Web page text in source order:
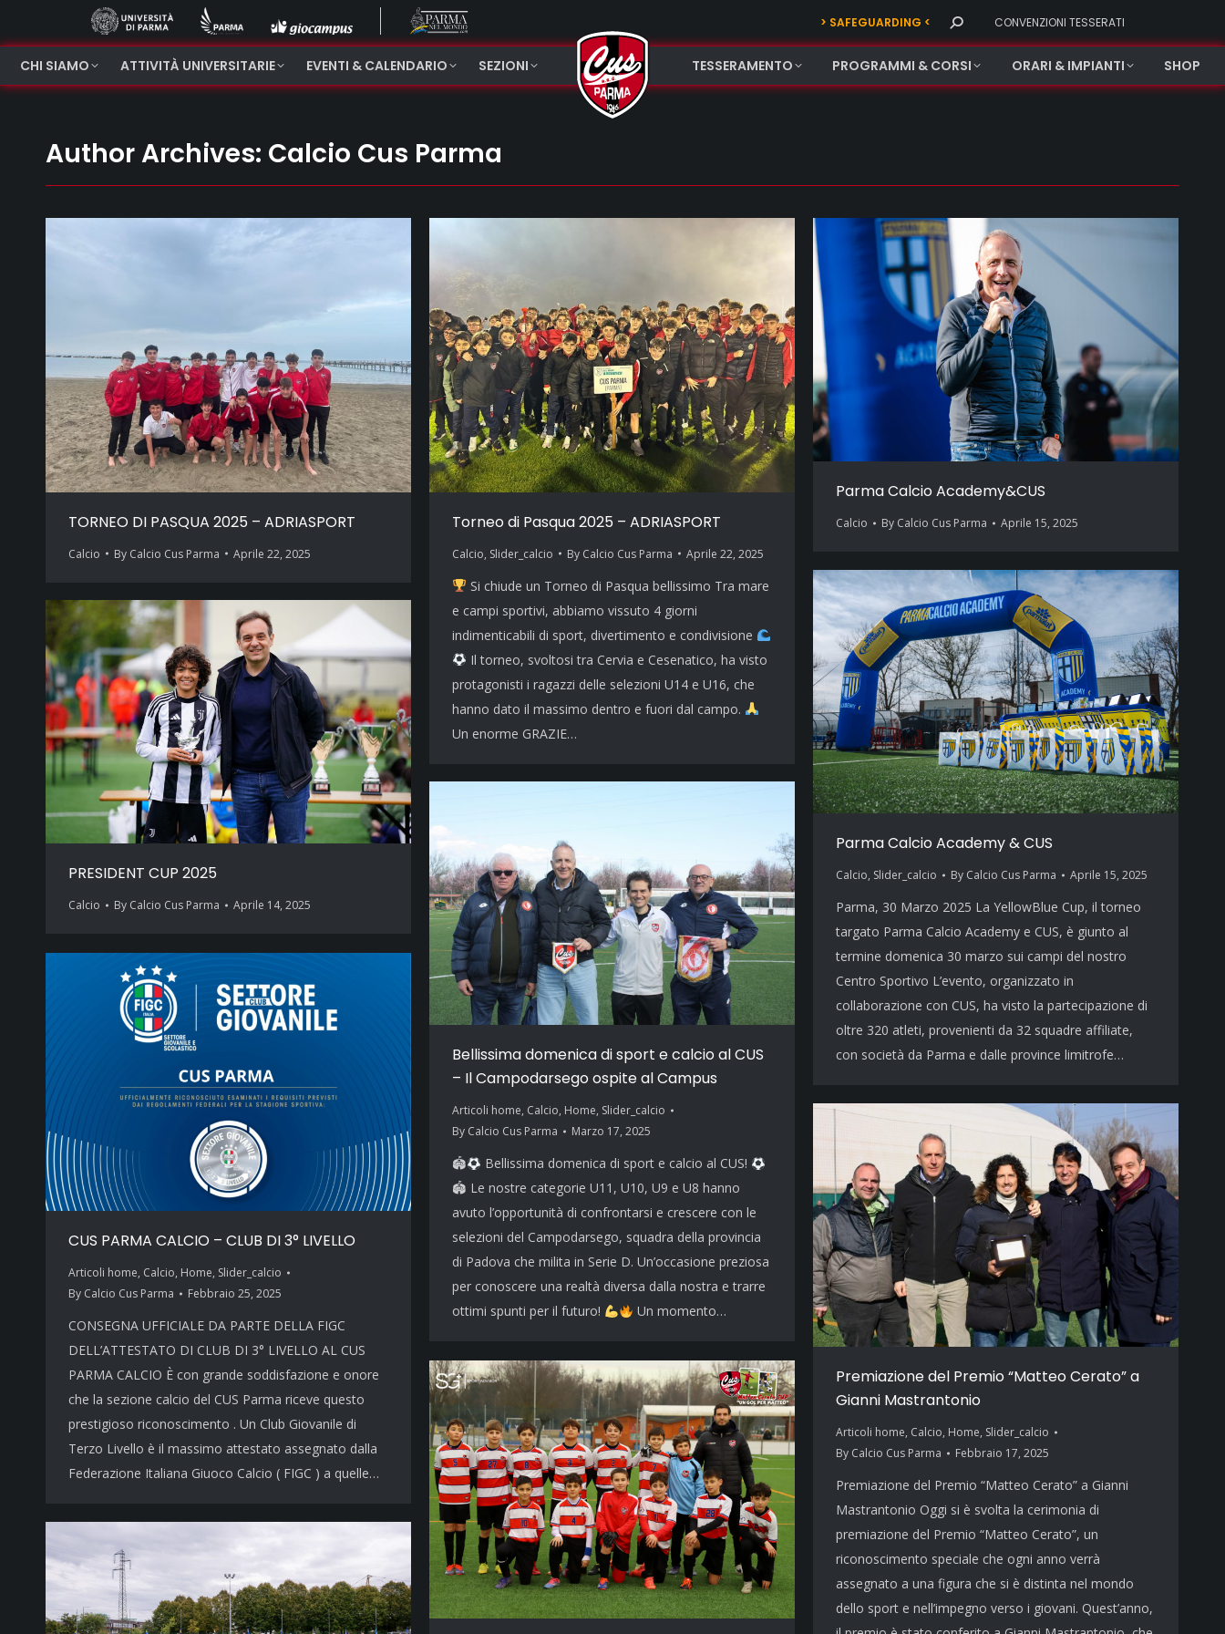
> SAFEGUARDING < Search: CONVENZIONI TESSERATI
CHI SIAMO ATTIVITÀ UNIVERSITARIE EVENTI & CALENDARIO SEZIONI TESSERAMENTO PROGRAMMI & CORSI ORARI & IMPIANTI SHOP
Author Archives: Calcio Cus Parma
TORNEO DI PASQUA 2025 – ADRIASPORT
Calcio By Calcio Cus Parma Aprile 22, 2025
Torneo di Pasqua 2025 – ADRIASPORT
Calcio, Slider_calcio By Calcio Cus Parma Aprile 22, 2025
Si chiude un Torneo di Pasqua bellissimo Tra mare
e campi sportivi, abbiamo vissuto 4 giorni
indimenticabili di sport, divertimento e condivisione
Il torneo, svoltosi tra Cervia e Cesenatico, ha visto
protagonisti i ragazzi delle selezioni U14 e U16, che
hanno dato il massimo dentro e fuori dal campo.
Un enorme GRAZIE…
Parma Calcio Academy&CUS
Calcio By Calcio Cus Parma Aprile 15, 2025
Parma Calcio Academy & CUS
Calcio, Slider_calcio By Calcio Cus Parma Aprile 15, 2025
Parma, 30 Marzo 2025 La YellowBlue Cup, il torneo
targato Parma Calcio Academy e CUS, è giunto al
termine domenica 30 marzo sui campi del nostro
Centro Sportivo L’evento, organizzato in
collaborazione con CUS, ha visto la partecipazione di
oltre 320 atleti, provenienti da 32 squadre affiliate,
con società da Parma e dalle province limitrofe…
PRESIDENT CUP 2025
Calcio By Calcio Cus Parma Aprile 14, 2025
Bellissima domenica di sport e calcio al CUS
– Il Campodarsego ospite al Campus
Articoli home, Calcio, Home, Slider_calcio
By Calcio Cus Parma Marzo 17, 2025
🏟
Bellissima domenica di sport e calcio al CUS!
🏟 Le nostre categorie U11, U10, U9 e U8 hanno
avuto l’opportunità di confrontarsi e crescere con le
selezioni del Campodarsego, squadra della provincia
di Padova che milita in Serie D. Un’occasione preziosa
per conoscere una realtà diversa dalla nostra e trarre
ottimi spunti per il futuro!
Un momento…
CUS PARMA CALCIO – CLUB DI 3° LIVELLO
Articoli home, Calcio, Home, Slider_calcio
By Calcio Cus Parma Febbraio 25, 2025
CONSEGNA UFFICIALE DA PARTE DELLA FIGC
DELL’ATTESTATO DI CLUB DI 3° LIVELLO AL CUS
PARMA CALCIO È con grande soddisfazione e onore
che la sezione calcio del CUS Parma riceve questo
prestigioso riconoscimento . Un Club Giovanile di
Terzo Livello è il massimo attestato assegnato dalla
Federazione Italiana Giuoco Calcio ( FIGC ) a quelle…
Premiazione del Premio “Matteo Cerato” a
Gianni Mastrantonio
Articoli home, Calcio, Home, Slider_calcio
By Calcio Cus Parma Febbraio 17, 2025
Premiazione del Premio “Matteo Cerato” a Gianni
Mastrantonio Oggi si è svolta la cerimonia di
premiazione del Premio “Matteo Cerato”, un
riconoscimento speciale che ogni anno verrà
assegnato a una figura che si è distinta nel mondo
dello sport e nell’impegno verso i giovani. Quest’anno,